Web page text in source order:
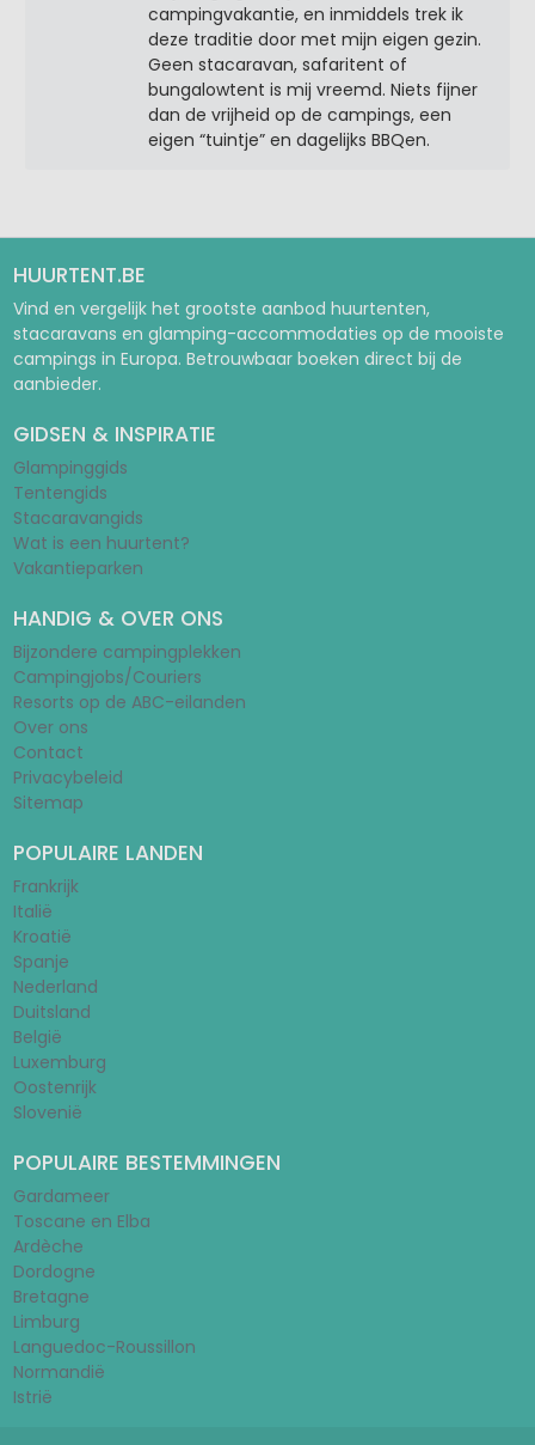
campingvakantie, en inmiddels trek ik
deze traditie door met mijn eigen gezin.
Geen stacaravan, safaritent of
bungalowtent is mij vreemd. Niets fijner
dan de vrijheid op de campings, een
eigen “tuintje” en dagelijks BBQen.
HUURTENT.BE
Vind en vergelijk het grootste aanbod huurtenten,
stacaravans en glamping-accommodaties op de mooiste
campings in Europa. Betrouwbaar boeken direct bij de
aanbieder.
GIDSEN & INSPIRATIE
Glampinggids
Tentengids
Stacaravangids
Wat is een huurtent?
Vakantieparken
HANDIG & OVER ONS
Bijzondere campingplekken
Campingjobs/Couriers
Resorts op de ABC-eilanden
Over ons
Contact
Privacybeleid
Sitemap
POPULAIRE LANDEN
Frankrijk
Italië
Kroatië
Spanje
Nederland
Duitsland
België
Luxemburg
Oostenrijk
Slovenië
POPULAIRE BESTEMMINGEN
Gardameer
Toscane en Elba
Ardèche
Dordogne
Bretagne
Limburg
Languedoc-Roussillon
Normandië
Istrië